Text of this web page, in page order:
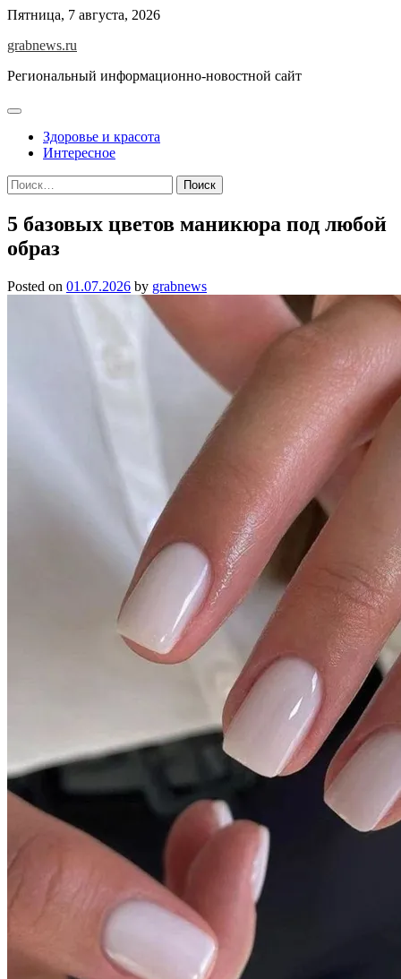
Skip
content
Пятница, 7 августа, 2026
grabnews.ru
Региональный информационно-новостной сайт
Здоровье и красота
Интересное
Найти:
5 базовых цветов маникюра под любой
образ
Posted on 01.07.2026 by grabnews